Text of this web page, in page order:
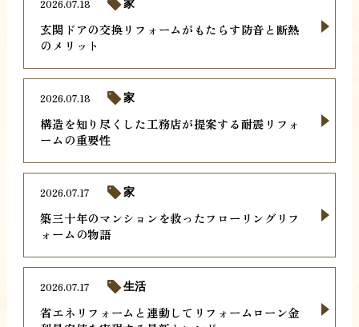
玄関ドアの交換リフォームがもたらす防音と断熱
のメリット
2026.07.18 家
構造を知り尽くした工務店が提案する耐震リフォ
ームの重要性
2026.07.18 家
築三十年のマンションを救ったフローリングリフ
ォームの物語
2026.07.17 家
省エネリフォームと連動してリフォームローン金
2026.07.17 生活